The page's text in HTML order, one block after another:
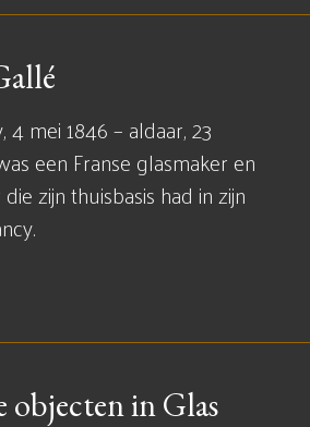
4 mei 1846 – aldaar, 23
een Franse glasmaker en
zijn thuisbasis had in zijn
objecten in Glas